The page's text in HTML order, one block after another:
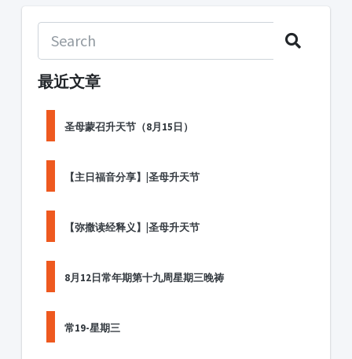
最近文章
圣母蒙召升天节（8月15日）
【主日福音分享】|圣母升天节
【弥撒读经释义】|圣母升天节
8月12日常年期第十九周星期三晚祷
常19-星期三